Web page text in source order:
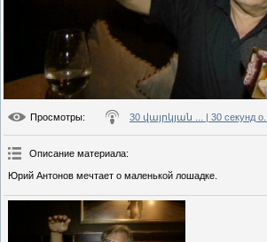
Просмотры: 30 վայրկյան ... | 30 секунд о...
Описание материала:
Юрий Антонов мечтает о маленькой лошадке.